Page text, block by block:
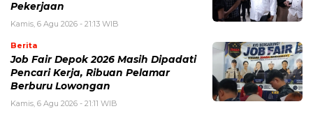
Pekerjaan
Kamis, 6 Agu 2026 - 21:13 WIB
Berita
Job Fair Depok 2026 Masih Dipadati
Pencari Kerja, Ribuan Pelamar
Berburu Lowongan
Kamis, 6 Agu 2026 - 21:11 WIB